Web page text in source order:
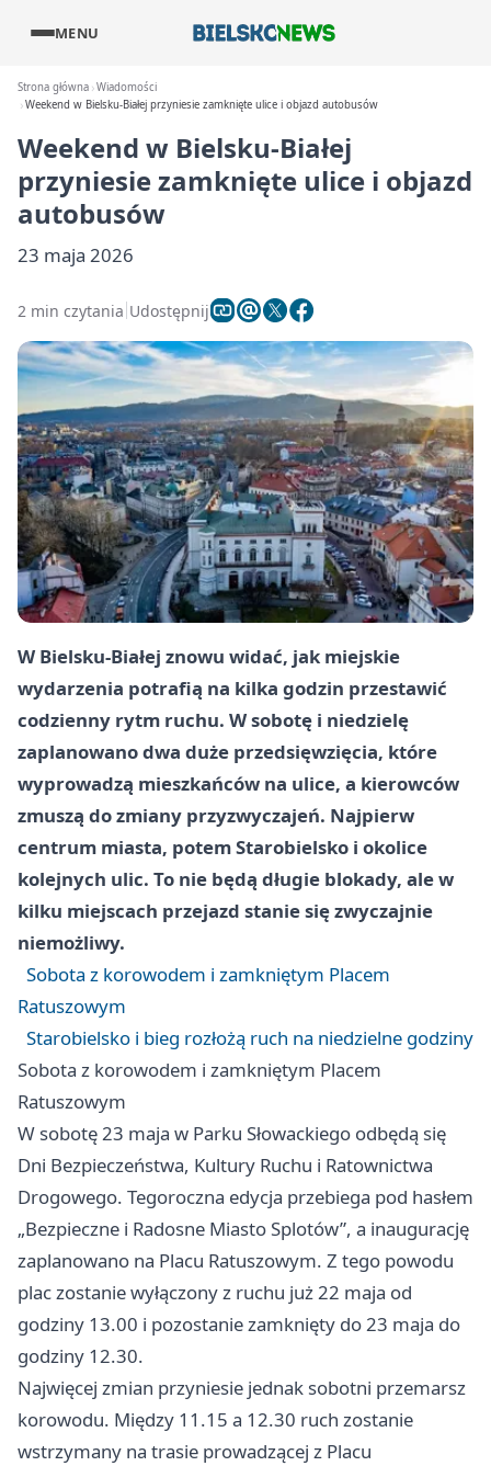
MENU
Strona główna Wiadomości
Weekend w Bielsku-Białej przyniesie zamknięte ulice i objazd autobusów
Weekend w Bielsku-Białej
przyniesie zamknięte ulice i objazd
autobusów
23 maja 2026
2 min czytania Udostępnij
W Bielsku-Białej znowu widać, jak miejskie
wydarzenia potrafią na kilka godzin przestawić
codzienny rytm ruchu. W sobotę i niedzielę
zaplanowano dwa duże przedsięwzięcia, które
wyprowadzą mieszkańców na ulice, a kierowców
zmuszą do zmiany przyzwyczajeń. Najpierw
centrum miasta, potem Starobielsko i okolice
kolejnych ulic. To nie będą długie blokady, ale w
kilku miejscach przejazd stanie się zwyczajnie
niemożliwy.
Sobota z korowodem i zamkniętym Placem
Ratuszowym
Starobielsko i bieg rozłożą ruch na niedzielne godziny
Sobota z korowodem i zamkniętym Placem
Ratuszowym
W sobotę 23 maja w Parku Słowackiego odbędą się
Dni Bezpieczeństwa, Kultury Ruchu i Ratownictwa
Drogowego. Tegoroczna edycja przebiega pod hasłem
„Bezpieczne i Radosne Miasto Splotów”, a inaugurację
zaplanowano na Placu Ratuszowym. Z tego powodu
plac zostanie wyłączony z ruchu już 22 maja od
godziny 13.00 i pozostanie zamknięty do 23 maja do
godziny 12.30.
Najwięcej zmian przyniesie jednak sobotni przemarsz
korowodu. Między 11.15 a 12.30 ruch zostanie
wstrzymany na trasie prowadzącej z Placu